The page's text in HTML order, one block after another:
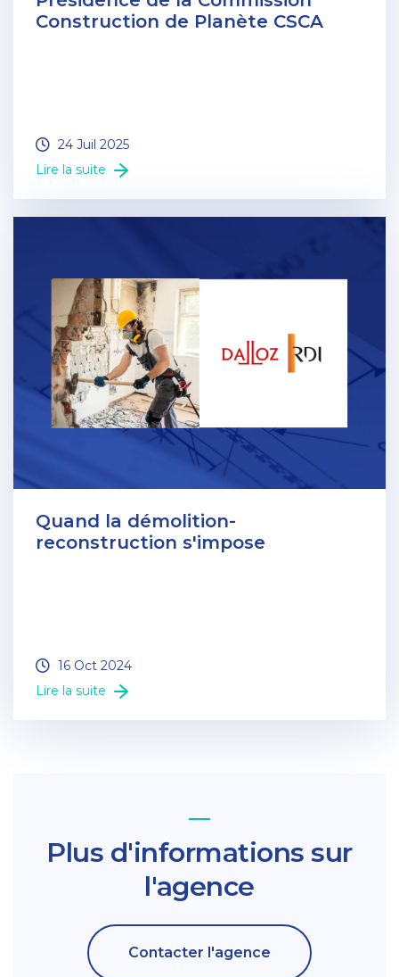
Construction de Planète CSCA
24 Juil 2025
Lire la suite
Quand la démolition-
reconstruction s'impose
16 Oct 2024
Lire la suite
Plus d'informations sur
l'agence
Contacter l'agence